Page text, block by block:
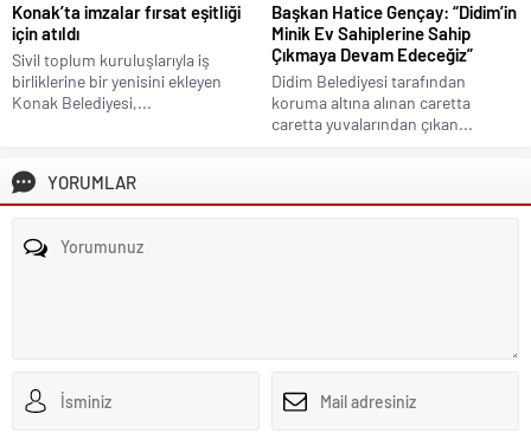
Konak’ta imzalar fırsat eşitliği
için atıldı
Sivil toplum kuruluşlarıyla iş
birliklerine bir yenisini ekleyen
Konak Belediyesi,...
Başkan Hatice Gençay: “Didim’in
Minik Ev Sahiplerine Sahip
Çıkmaya Devam Edeceğiz”
Didim Belediyesi tarafından
koruma altına alınan caretta
caretta yuvalarından çıkan...
YORUMLAR